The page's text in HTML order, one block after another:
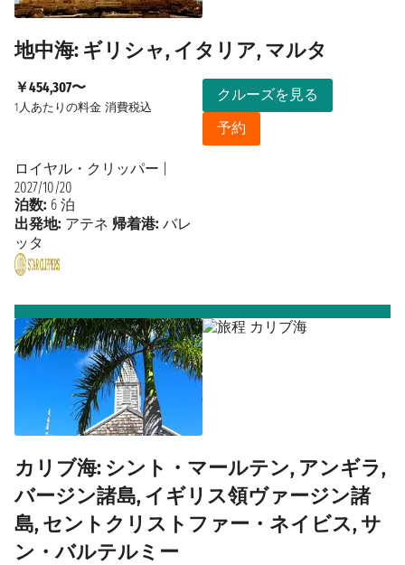
地中海: ギリシャ, イタリア, マルタ
￥454,307〜
1人あたりの料金 消費税込
クルーズを見る
予約
ロイヤル・クリッパー
2027/10/20
泊数: 6 泊
出発地: アテネ 帰着港: バレ
ッタ
カリブ海: シント・マールテン, アンギラ,
バージン諸島, イギリス領ヴァージン諸
島, セントクリストファー・ネイビス, サ
ン・バルテルミー